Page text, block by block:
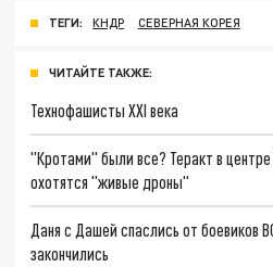
ТЕГИ: КНДР СЕВЕРНАЯ КОРЕЯ
ЧИТАЙТЕ ТАКЖЕ:
Технофашисты XXI века
"Кротами" были все? Теракт в
охотятся "живые дроны"
Даня с Дашей спаслись от боевиков
закончились